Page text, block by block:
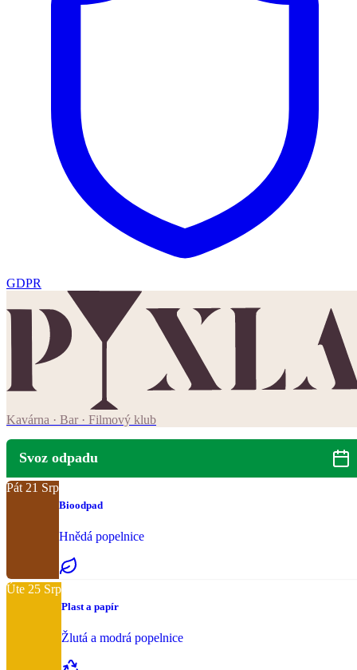
GDPR
Kavárna · Bar · Filmový klub
Svoz odpadu
Pát 21 Srp
Bioodpad
Hnědá popelnice
Úte 25 Srp
Plast a papír
Žlutá a modrá popelnice